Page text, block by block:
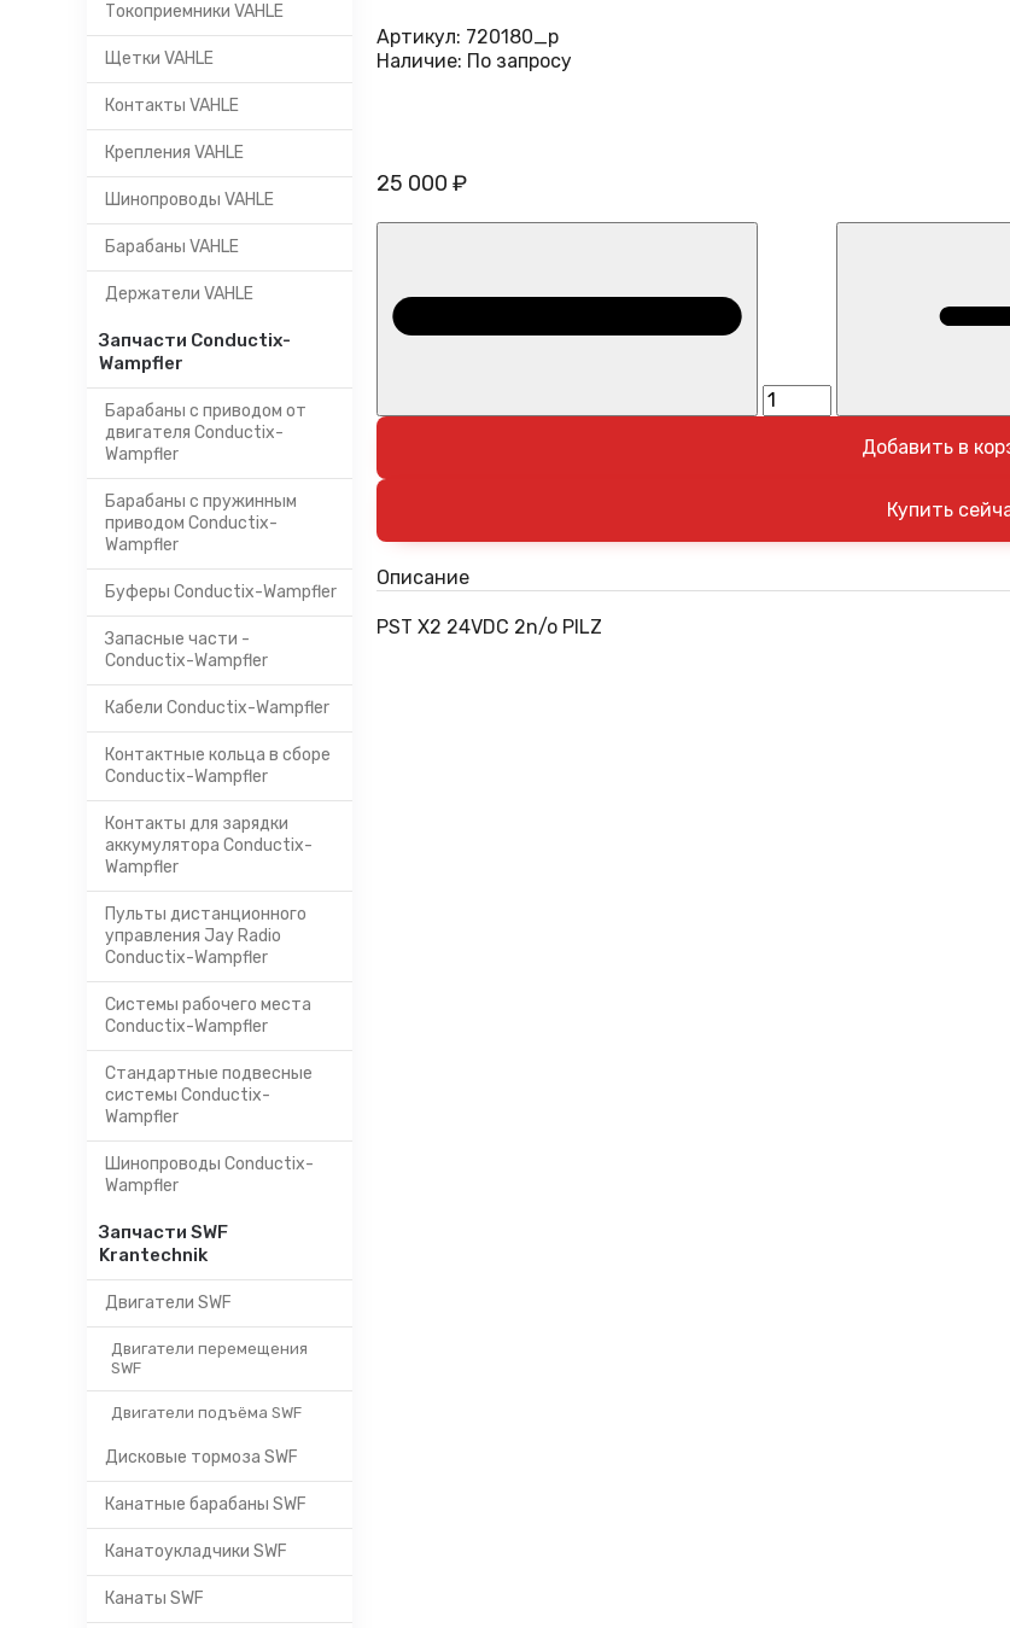
Токоприемники VAHLE
Щетки VAHLE
Контакты VAHLE
Крепления VAHLE
Шинопроводы VAHLE
Барабаны VAHLE
Держатели VAHLE
Запчасти Conductix-
Wampfler
Барабаны с приводом от
двигателя Conductix-
Wampfler
Барабаны с пружинным
приводом Conductix-
Wampfler
Буферы Conductix-Wampfler
Запасные части -
Conductix-Wampfler
Кабели Conductix-Wampfler
Контактные кольца в сборе
Conductix-Wampfler
Контакты для зарядки
аккумулятора Conductix-
Wampfler
Пульты дистанционного
управления Jay Radio
Conductix-Wampfler
Системы рабочего места
Conductix-Wampfler
Стандартные подвесные
системы Conductix-
Wampfler
Шинопроводы Conductix-
Wampfler
Запчасти SWF
Krantechnik
Двигатели SWF
Двигатели перемещения
SWF
Двигатели подъёма SWF
Дисковые тормоза SWF
Канатные барабаны SWF
Канатоукладчики SWF
Канаты SWF
Артикул: 720180_p
Наличие: По запросу
25 000 ₽
Добавить в
Описание
PST X2 24VDC 2n/o PILZ